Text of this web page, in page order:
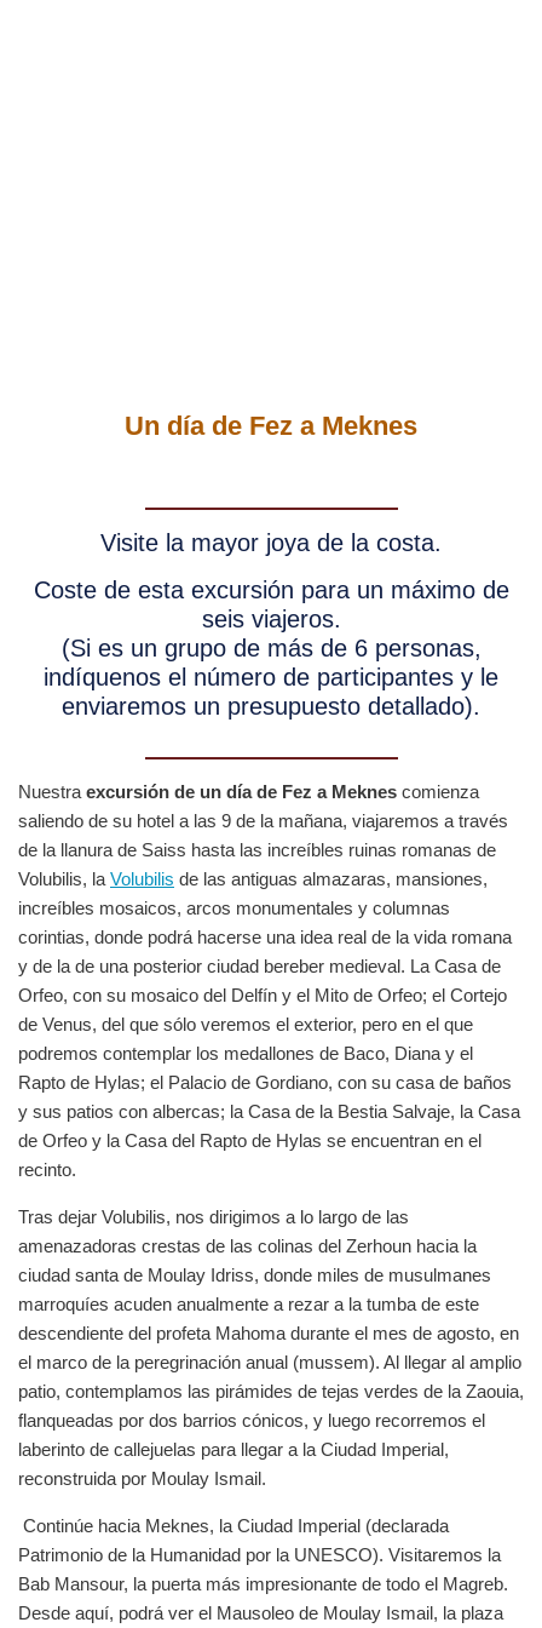
Un día de Fez a Meknes
Visite la mayor joya de la costa.
Coste de esta excursión para un máximo de
seis viajeros.
(Si es un grupo de más de 6 personas,
indíquenos el número de participantes y le
enviaremos un presupuesto detallado).
Nuestra excursión de un día de Fez a Meknes comienza
saliendo de su hotel a las 9 de la mañana, viajaremos a través
de la llanura de Saiss hasta las increíbles ruinas romanas de
Volubilis, la Volubilis de las antiguas almazaras, mansiones,
increíbles mosaicos, arcos monumentales y columnas
corintias, donde podrá hacerse una idea real de la vida romana
y de la de una posterior ciudad bereber medieval. La Casa de
Orfeo, con su mosaico del Delfín y el Mito de Orfeo; el Cortejo
de Venus, del que sólo veremos el exterior, pero en el que
podremos contemplar los medallones de Baco, Diana y el
Rapto de Hylas; el Palacio de Gordiano, con su casa de baños
y sus patios con albercas; la Casa de la Bestia Salvaje, la Casa
de Orfeo y la Casa del Rapto de Hylas se encuentran en el
recinto.
Tras dejar Volubilis, nos dirigimos a lo largo de las
amenazadoras crestas de las colinas del Zerhoun hacia la
ciudad santa de Moulay Idriss, donde miles de musulmanes
marroquíes acuden anualmente a rezar a la tumba de este
descendiente del profeta Mahoma durante el mes de agosto, en
el marco de la peregrinación anual (mussem). Al llegar al amplio
patio, contemplamos las pirámides de tejas verdes de la Zaouia,
flanqueadas por dos barrios cónicos, y luego recorremos el
laberinto de callejuelas para llegar a la Ciudad Imperial,
reconstruida por Moulay Ismail.
Continúe hacia Meknes, la Ciudad Imperial (declarada
Patrimonio de la Humanidad por la UNESCO). Visitaremos la
Bab Mansour, la puerta más impresionante de todo el Magreb.
Desde aquí, podrá ver el Mausoleo de Moulay Ismail, la plaza